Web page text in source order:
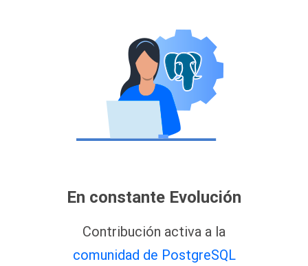
En constante Evolución
Contribución activa a la
comunidad de PostgreSQL